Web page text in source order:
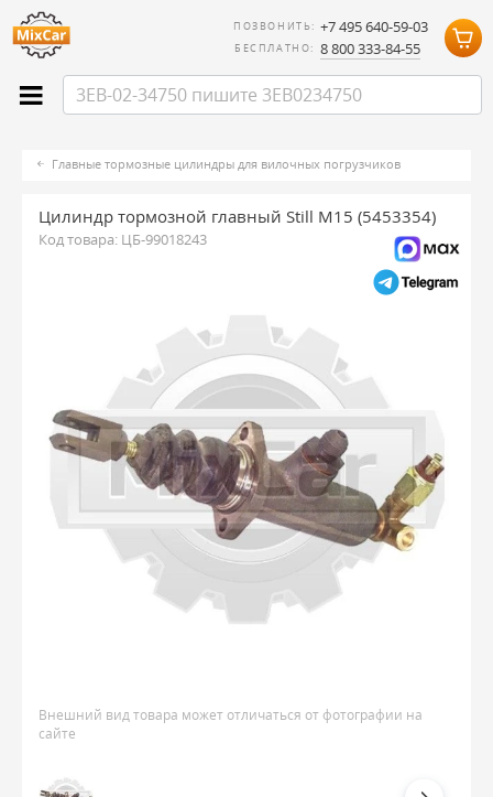
ПОЗВОНИТЬ: +7 495 640-59-03
БЕСПЛАТНО: 8 800 333-84-55
Главные тормозные цилиндры для вилочных погрузчиков
Цилиндр тормозной главный Still M15 (5453354)
Код товара: ЦБ-99018243
Внешний вид товара может отличаться от фотографии на
сайте